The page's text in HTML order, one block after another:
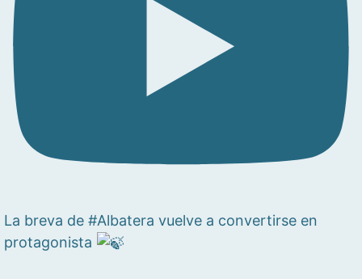
La breva de #Albatera vuelve a convertirse en
protagonista